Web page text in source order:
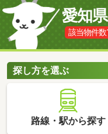
愛知県
該当物件数
探し方を選ぶ
路線・駅から探す